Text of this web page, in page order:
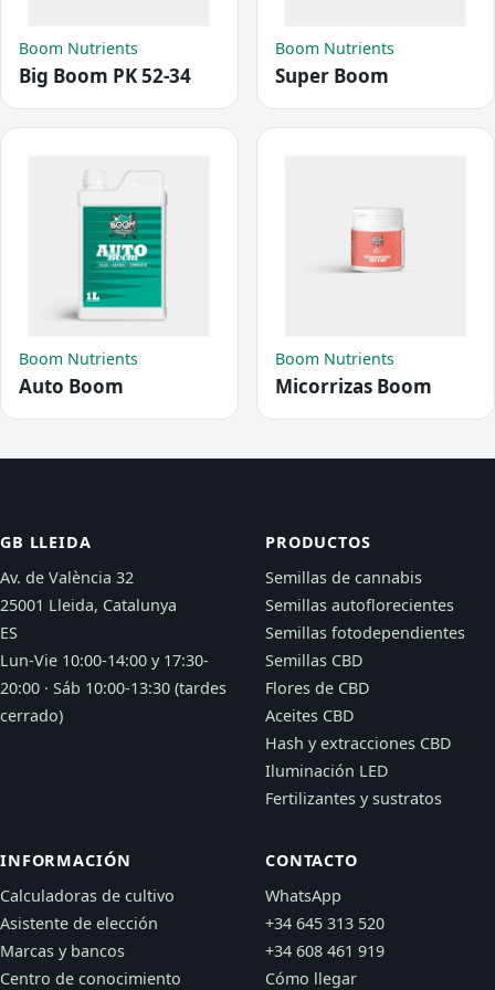
Boom Nutrients
Big Boom PK 52-34
Boom Nutrients
Super Boom
Boom Nutrients
Auto Boom
Boom Nutrients
Micorrizas Boom
GB LLEIDA
Av. de València 32
25001 Lleida, Catalunya
ES
Lun-Vie 10:00-14:00 y 17:30-
20:00 · Sáb 10:00-13:30 (tardes
cerrado)
PRODUCTOS
Semillas de cannabis
Semillas autoflorecientes
Semillas fotodependientes
Semillas CBD
Flores de CBD
Aceites CBD
Hash y extracciones CBD
Iluminación LED
Fertilizantes y sustratos
INFORMACIÓN
Calculadoras de cultivo
Asistente de elección
Marcas y bancos
Centro de conocimiento
CONTACTO
WhatsApp
+34 645 313 520
+34 608 461 919
Cómo llegar